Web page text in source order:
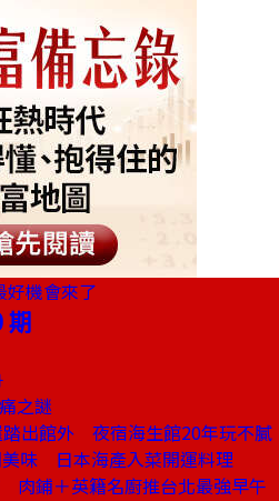
機會來了
期
之謎
踏出館外 夜宿海生館20年玩不膩
味 日本海產入菜開運料理
肉鋪＋英籍名廚推台北最強早午